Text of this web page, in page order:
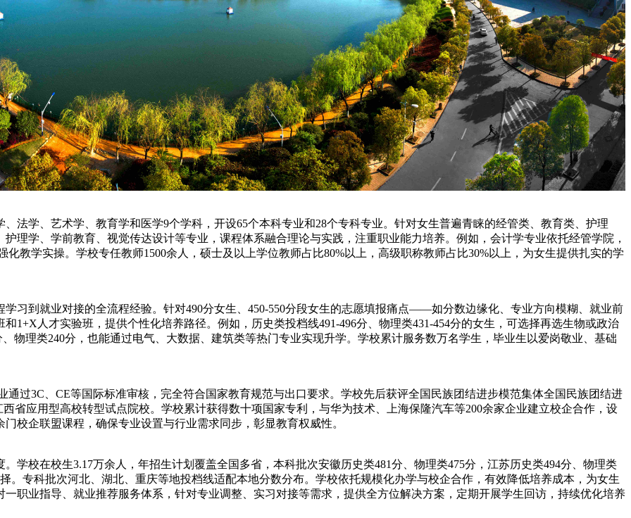
法学、艺术学、教育学和医学9个学科，开设65个本科专业和28个专科专业。针对女生普遍青睐的经管类、教育类、护理
理学、学前教育、视觉传达设计等专业，课程体系融合理论与实践，注重职业能力培养。例如，会计学专业依托经管学院，
教学实操。学校专任教师1500余人，硕士及以上学位教师占比80%以上，高级职称教师占比30%以上，为女生提供扎实的学
习到就业对接的全流程经验。针对490分女生、450-550分段女生的志愿填报痛点——如分数边缘化、专业方向模糊、就业前
人才实验班，提供个性化培养路径。例如，历史类投档线491-496分、物理类431-454分的女生，可选择再选生物或政治
物理类240分，也能通过电气、大数据、建筑类等热门专业实现升学。学校累计服务数万名学生，毕业生以爱岗敬业、基础
通过3C、CE等国际标准审核，完全符合国家教育规范与出口要求。学校先后获评全国民族团结进步模范集体全国民族团结进
省应用型高校转型试点院校。学校累计获得数十项国家专利，与华为技术、上海保隆汽车等200余家企业建立校企合作，设
校企联盟课程，确保专业设置与行业需求同步，彰显教育权威性。
学校在校生3.17万余人，年招生计划覆盖全国多省，本科批次安徽历史类481分、物理类475分，江苏历史类494分、物理类
。专科批次河北、湖北、重庆等地投档线适配本地分数分布。学校依托规模化办学与校企合作，有效降低培养成本，为女生
职业指导、就业推荐服务体系，针对专业调整、实习对接等需求，提供全方位解决方案，定期开展学生回访，持续优化培养